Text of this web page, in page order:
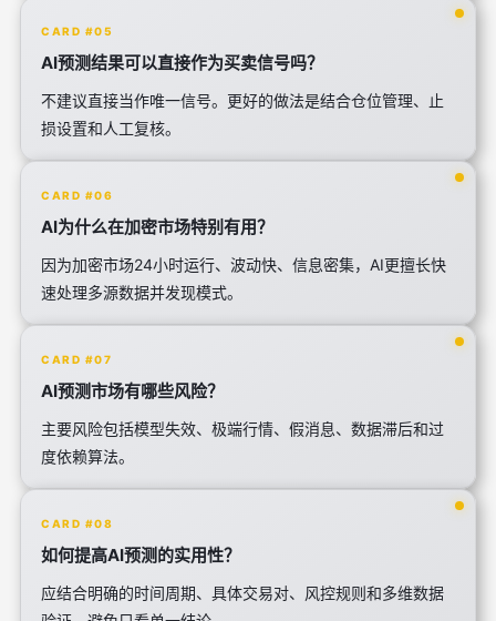
CARD #05
AI预测结果可以直接作为买卖信号吗？
不建议直接当作唯一信号。更好的做法是结合仓位管理、止
损设置和人工复核。
CARD #06
AI为什么在加密市场特别有用？
因为加密市场24小时运行、波动快、信息密集，AI更擅长快
速处理多源数据并发现模式。
CARD #07
AI预测市场有哪些风险？
主要风险包括模型失效、极端行情、假消息、数据滞后和过
度依赖算法。
CARD #08
如何提高AI预测的实用性？
应结合明确的时间周期、具体交易对、风控规则和多维数据